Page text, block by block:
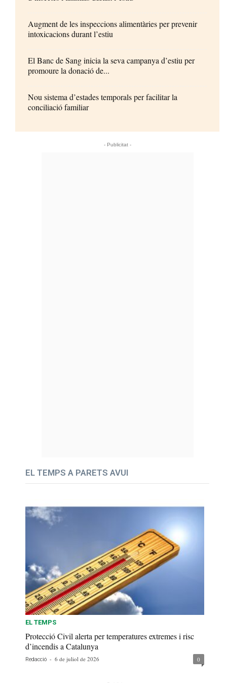
Augment de les inspeccions alimentàries per prevenir
intoxicacions durant l’estiu
El Banc de Sang inicia la seva campanya d’estiu per
promoure la donació de...
Nou sistema d’estades temporals per facilitar la
conciliació familiar
- Publicitat -
EL TEMPS A PARETS AVUI
EL TEMPS
Protecció Civil alerta per temperatures extremes i risc
d’incendis a Catalunya
Redacció - 6 de juliol de 2026 0